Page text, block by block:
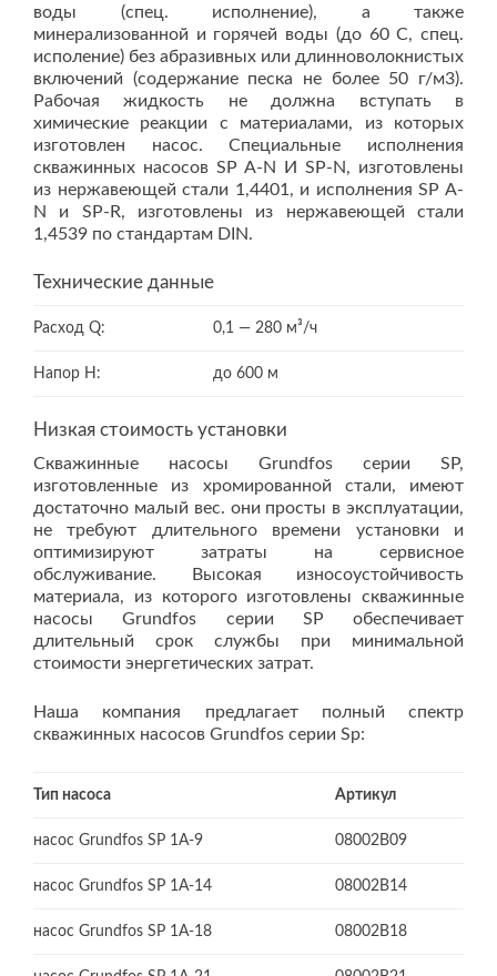
воды (спец. исполнение), а также
минерализованной и горячей воды (до 60 С, спец.
исполение) без абразивных или длинноволокнистых
включений (содержание песка не более 50 г/м3).
Рабочая жидкость не должна вступать в
химические реакции с материалами, из которых
изготовлен насос. Специальные исполнения
скважинных насосов SP A-N И SP-N, изготовлены
из нержавеющей стали 1,4401, и исполнения SP A-
N и SP-R, изготовлены из нержавеющей стали
1,4539 по стандартам DIN.
Технические данные
Расход Q: 0,1 — 280 м³/ч
Напор Н: до 600 м
Низкая стоимость установки
Скважинные насосы Grundfos серии SP,
изготовленные из хромированной стали, имеют
достаточно малый вес. они просты в эксплуатации,
не требуют длительного времени установки и
оптимизируют затраты на сервисное
обслуживание. Высокая износоустойчивость
материала, из которого изготовлены скважинные
насосы Grundfos серии SP обеспечивает
длительный срок службы при минимальной
стоимости энергетических затрат.
Наша компания предлагает полный спектр
скважинных насосов Grundfos серии Sp:
Тип насоса Артикул
насос Grundfos SP 1A-9 08002B09
насос Grundfos SP 1A-14 08002B14
насос Grundfos SP 1A-18 08002B18